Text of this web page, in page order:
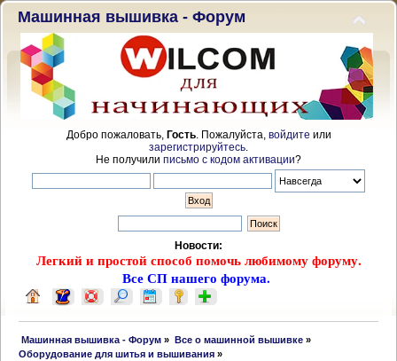
Машинная вышивка - Форум
Добро пожаловать, Гость. Пожалуйста, войдите или
зарегистрируйтесь
Не получили письмо с кодом активации?
Новости:
Легкий и простой способ помочь любимому форуму.
Все СП нашего форума.
Машинная вышивка - Форум » Все о машинной вышивке»
Оборудование для шитья и вышивания »